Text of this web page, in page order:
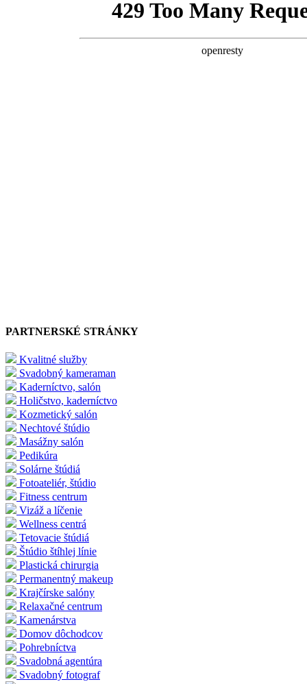
PARTNERSKÉ STRÁNKY
Kvalitné služby
Svadobný kameraman
Kaderníctvo, salón
Holičstvo, kaderníctvo
Kozmetický salón
Nechtové štúdio
Masážny salón
Pedikúra
Solárne štúdiá
Fotoateliér, štúdio
Fitness centrum
Vizáž a líčenie
Wellness centrá
Tetovacie štúdiá
Štúdio štíhlej línie
Plastická chirurgia
Permanentný makeup
Krajčírske salóny
Relaxačné centrum
Kamenárstva
Domov dôchodcov
Pohrebníctva
Svadobná agentúra
Svadobný fotograf